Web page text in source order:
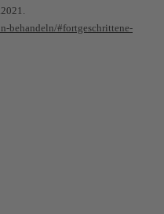
behandeln/#fortgeschrittene-